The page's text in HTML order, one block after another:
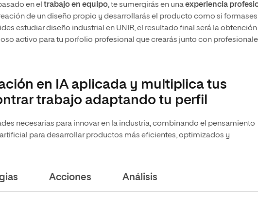
en el trabajo en equipo, te sumergirás en unaexperiencia
de un diseño propio y desarrollarás el producto como si formases
estudiar diseño industrial en UNIR, el resultado final será la
activo para tu porfolio profesional que crearás junto con
en IA aplicada y multiplica tus
trabajo adaptando tu perfil
necesarias para innovar en la industria, combinando el pensamiento
para desarrollar productos más eficientes, optimizados y
Acciones Análisis